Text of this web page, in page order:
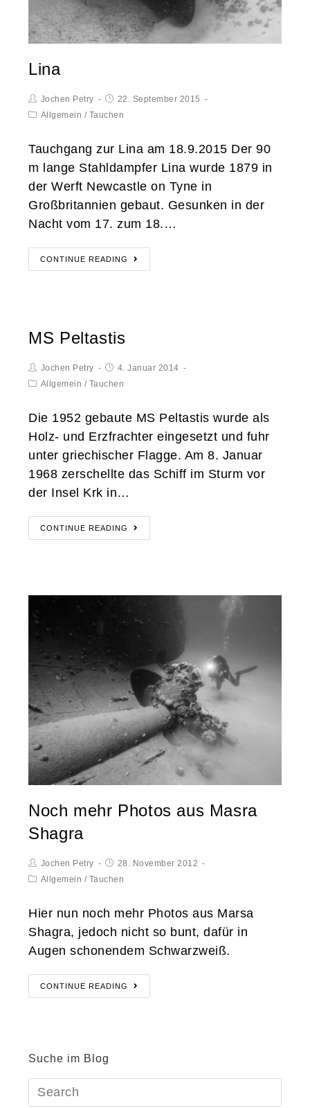
Lina
Jochen Petry
22. September 2015
Allgemein / Tauchen
Tauchgang zur Lina am 18.9.2015 Der 90
m lange Stahldampfer Lina wurde 1879 in
der Werft Newcastle on Tyne in
Großbritannien gebaut. Gesunken in der
Nacht vom 17. zum 18.…
CONTINUE READING
MS Peltastis
Jochen Petry
4. Januar 2014
Allgemein / Tauchen
Die 1952 gebaute MS Peltastis wurde als
Holz- und Erzfrachter eingesetzt und fuhr
unter griechischer Flagge. Am 8. Januar
1968 zerschellte das Schiff im Sturm vor
der Insel Krk in…
CONTINUE READING
Noch mehr Photos aus Masra
Shagra
Jochen Petry
28. November 2012
Allgemein / Tauchen
Hier nun noch mehr Photos aus Marsa
Shagra, jedoch nicht so bunt, dafür in
Augen schonendem Schwarzweiß.
CONTINUE READING
Suche im Blog